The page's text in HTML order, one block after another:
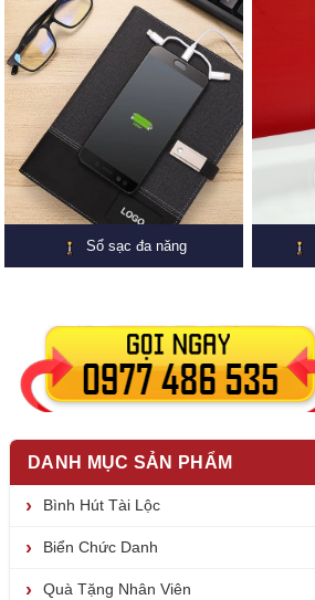
Sổ sạc đa năng
DANH MỤC SẢN PHẨM
Bình Hút Tài Lộc
Biển Chức Danh
Quà Tặng Nhân Viên